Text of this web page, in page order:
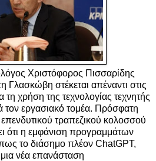
Χριστόφορος Πισσαρίδης
Γλασκώβη στέκεται απέναντι στις
τη χρήση της τεχνολογίας τεχνητής
εργασιακό τομέα. Πρόσφατη
επενδυτικού τραπεζικού κολοσσού
ότι η εμφάνιση προγραμμάτων
το διάσημο πλέον ChatGPT,
νέα επανάσταση